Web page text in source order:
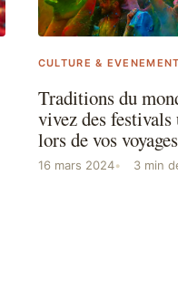
CULTURE &
Traditions du
vivez des festivals
lors de vos
16 mars 2024 3 min